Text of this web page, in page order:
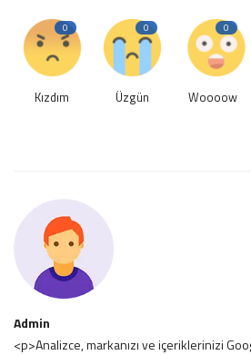
0
Kızdım
0
Üzgün
0
Woooow
Admin
<p>Analizce, markanızı ve içeriklerinizi